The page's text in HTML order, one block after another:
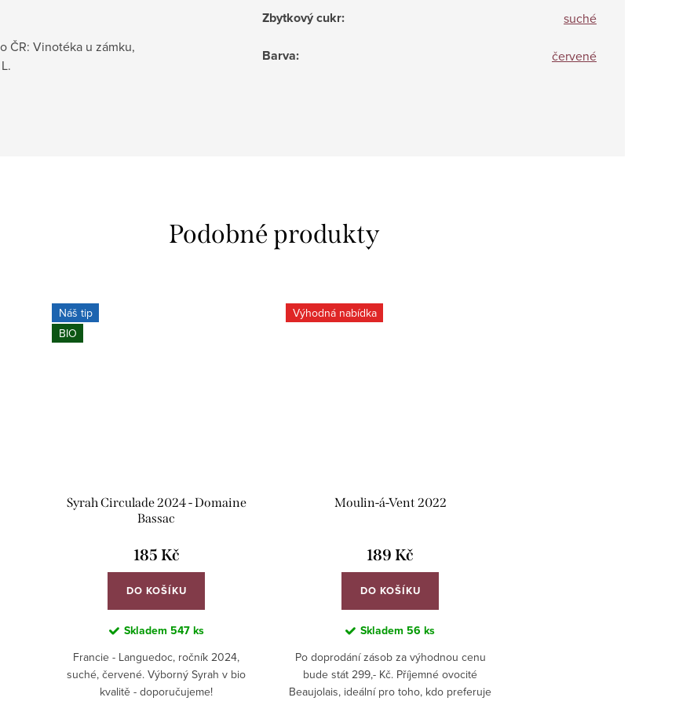
ČR: Vinotéka u zámku,
Zbytkový cukr: suché
Barva: červené
Náš tip
BIO
Syrah Circulade 2024 - Domaine
Bassac
185 Kč
DO KOŠÍKU
Skladem 547 ks
Francie - Languedoc, ročník 2024,
suché, červené. Výborný Syrah v bio
kvalitě - doporučujeme!
Výhodná nabídka
Moulin-á-Vent 2022
189 Kč
DO KOŠÍKU
Skladem 56 ks
Po doprodání zásob za výhodnou cenu
bude stát 299,- Kč. Příjemné ovocité
Beaujolais, ideální pro toho, kdo preferuje